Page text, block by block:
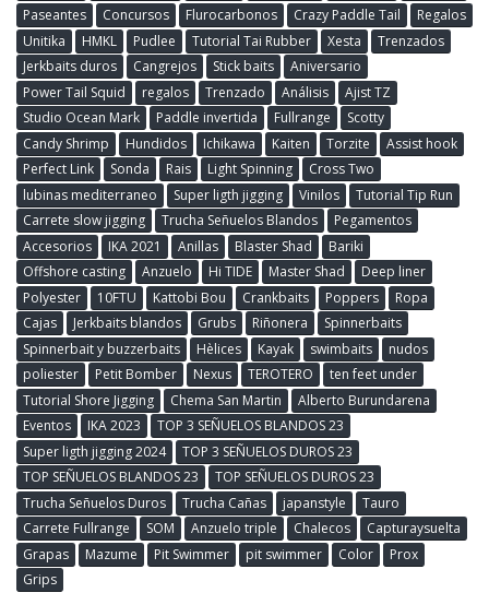
Paseantes
Concursos Flurocarbonos Crazy Paddle Tail
Regalos
Unitika
HMKL Pudlee Tutorial Tai Rubber Xesta
Trenzados
Jerkbaits duros
Cangrejos Stick baits
Aniversario
Power Tail Squid
regalos Trenzado Análisis
Ajist TZ
Studio Ocean Mark
Paddle invertida Fullrange
Scotty
Candy Shrimp
Hundidos Ichikawa Kaiten Torzite
Assist hook
Perfect Link
Sonda Rais Light Spinning
Cross Two
lubinas mediterraneo
Super ligth jigging Vinilos
Tutorial Tip Run
Carrete slow jigging
Trucha Señuelos Blandos
Pegamentos
Accesorios
IKA 2021 Anillas Blaster Shad
Bariki
Offshore casting
Anzuelo Hi TIDE Master Shad
Deep liner
Polyester
10FTU Kattobi Bou Crankbaits Poppers
Ropa
Cajas
Jerkbaits blandos Grubs Riñonera
Spinnerbaits
Spinnerbait y buzzerbaits
Hèlices Kayak swimbaits
nudos
poliester
Petit Bomber Nexus TEROTERO
ten feet under
Tutorial Shore Jigging
Chema San Martin
Alberto Burundarena
Eventos
IKA 2023
TOP 3 SEÑUELOS BLANDOS 23
Super ligth jigging 2024
TOP 3 SEÑUELOS DUROS 23
TOP SEÑUELOS BLANDOS 23
TOP SEÑUELOS DUROS 23
Trucha Señuelos Duros
Trucha Cañas japanstyle
Tauro
Carrete Fullrange
SOM Anzuelo triple Chalecos
Capturaysuelta
Grapas
Mazume Pit Swimmer pit swimmer Color
Prox
Grips